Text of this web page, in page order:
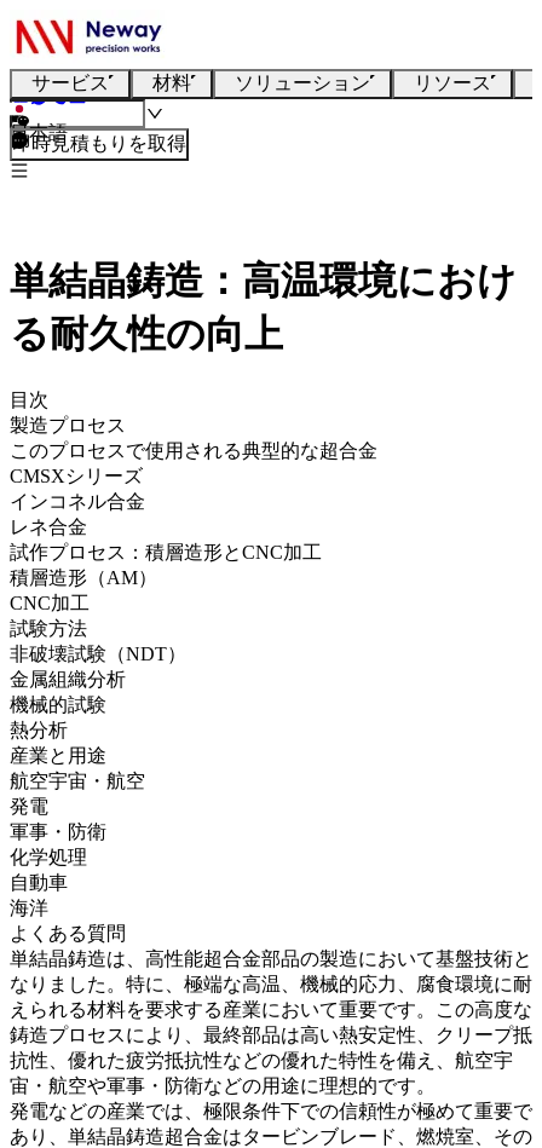
サービス 材料 ソリューション リソース
日本語
即時見積もりを取得
単結晶鋳造：高温環境におけ
る耐久性の向上
目次
製造プロセス
このプロセスで使用される典型的な超合金
CMSXシリーズ
インコネル合金
レネ合金
試作プロセス：積層造形とCNC加工
積層造形（AM）
CNC加工
試験方法
非破壊試験（NDT）
金属組織分析
機械的試験
熱分析
産業と用途
航空宇宙・航空
発電
軍事・防衛
化学処理
自動車
海洋
よくある質問
単結晶鋳造は、高性能超合金部品の製造において基盤技術と
なりました。特に、極端な高温、機械的応力、腐食環境に耐
えられる材料を要求する産業において重要です。この高度な
鋳造プロセスにより、最終部品は高い熱安定性、クリープ抵
抗性、優れた疲労抵抗性などの優れた特性を備え、 航空宇
宙・航空や軍事・防衛などの用途に理想的です。
発電などの産業では、極限条件下での信頼性が極めて重要で
あり、単結晶鋳造超合金はタービンブレード、燃焼室、その